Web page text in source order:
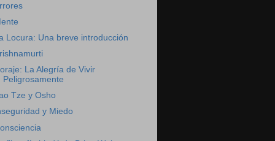
Locura: Una breve introducción
La Alegría de Vivir
Peligrosamente
Tze y Osho
y Miedo